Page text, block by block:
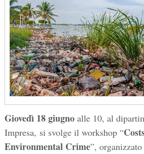
Giovedì 18 giugnoalle 10, al
Impresa, si svolge il workshop “
Environmental Crime”,